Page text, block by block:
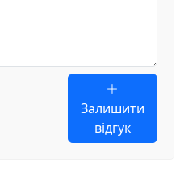
Залишити
відгук